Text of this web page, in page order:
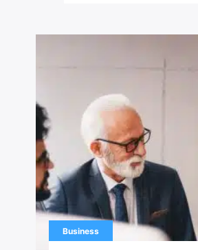
Business